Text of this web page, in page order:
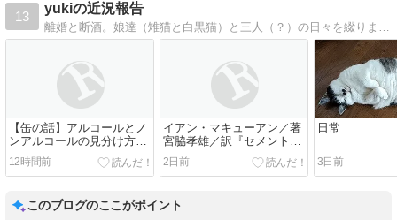
13
yukiの近況報告
離婚と断酒。娘達（雉猫と白黒猫）と三人（？）の日々を綴ります。ロックと読書好き。でも酒と煙草をやらないストレート・エッジです。
【缶の話】アルコールとノ
ンアルコールの見分け方
【コンビニ等で】
12時間前
イアン・マキューアン／著
宮脇孝雄／訳『セメント・
ガーデン』読了
2日前
日常
3日前
このブログのここがポイント